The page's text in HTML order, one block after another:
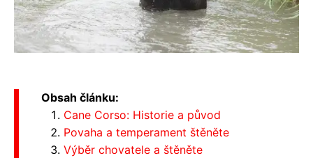
Obsah článku:
Cane Corso: Historie a původ
Povaha a temperament štěněte
Výběr chovatele a štěněte